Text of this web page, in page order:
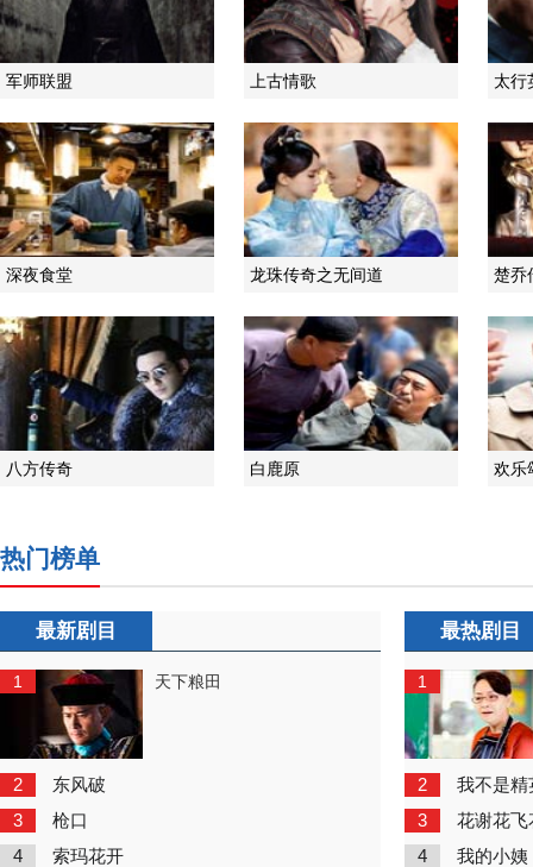
军师联盟 上古情歌 太行
深夜食堂 龙珠传奇之无间道 楚乔
八方传奇 白鹿原 欢乐
热门榜单
最新剧目
1 天下粮田
2 东风破
3 枪口
4 索玛花开
最热剧目
1
2 我不是精
3 花谢花飞
4 我的小姨